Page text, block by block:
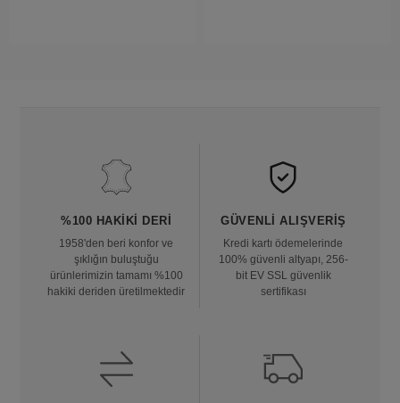
%100 HAKIKI DERI
1958'den beri konfor ve
şıklığın buluştuğu
ürünlerimizin tamamı %100
hakiki deriden üretilmektedir
GÜVENLI ALIŞVERIŞ
Kredi kartı ödemelerinde
100% güvenli altyapı, 256-
bit EV SSL güvenlik
sertifikası